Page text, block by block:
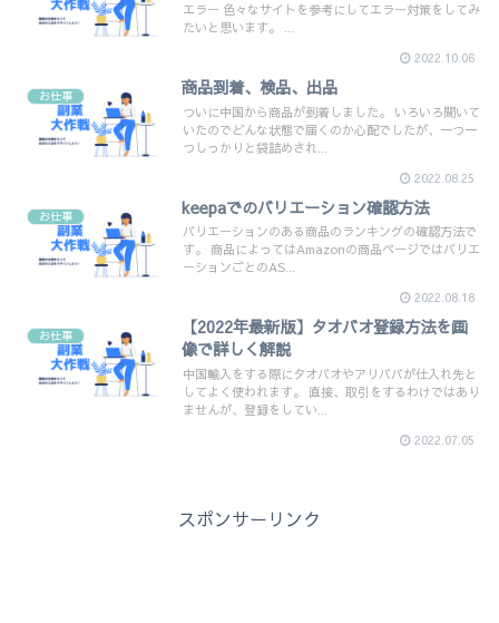
エラー 色々なサイトを参考にしてエラー対策をしてみ
たいと思います。 ...
2022.10.06
お仕事 商品到着、検品、出品
ついに中国から商品が到着しました。 いろいろ聞いて
いたのでどんな状態で届くのか心配でしたが、一つ一
つしっかりと袋詰めされ...
2022.08.25
お仕事 keepaでのバリエーション確認方法
バリエーションのある商品のランキングの確認方法で
す。 商品によってはAmazonの商品ページではバリエ
ーションごとのAS...
2022.08.18
お仕事
【2022年最新版】タオバオ登録方法を画
像で詳しく解説
中国輸入をする際にタオバオやアリババが仕入れ先と
してよく使われます。 直接、取引をするわけではあり
ませんが、登録をしてい...
2022.07.05
スポンサーリンク